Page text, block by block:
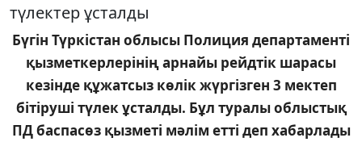
түлектер ұсталды
Бүгін Түркістан облысы Полиция департаменті
қызметкерлерінің арнайы рейдтік шарасы
кезінде құжатсыз көлік жүргізген 3 мектеп
бітіруші түлек ұсталды. Бұл туралы облыстық
ПД баспасөз қызметі мәлім етті деп хабарлады